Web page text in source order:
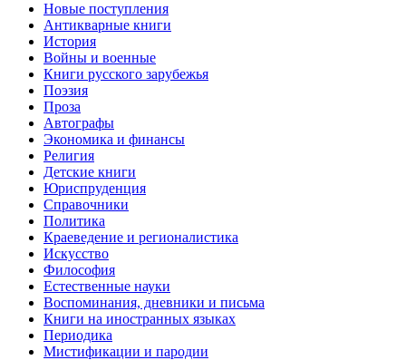
Новые поступления
Антикварные книги
История
Войны и военные
Книги русского зарубежья
Поэзия
Проза
Автографы
Экономика и финансы
Религия
Детские книги
Юриспруденция
Справочники
Политика
Краеведение и регионалистика
Искусство
Философия
Естественные науки
Воспоминания, дневники и письма
Книги на иностранных языках
Периодика
Мистификации и пародии